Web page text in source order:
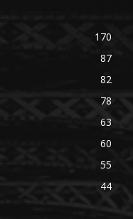
170
87
82
78
63
60
55
44